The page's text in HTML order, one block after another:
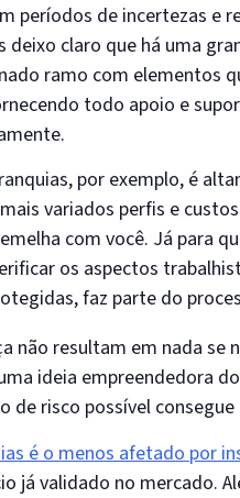
períodos de incertezas e
deixo claro que há uma
ramo com elementos
todo apoio e
por exemplo, é
variados perfis e
com você. Já para
os aspectos
faz parte do
não resultam em nada se
ideia empreendedora
de risco possível
é o menos afetado por
já validado no mercado.